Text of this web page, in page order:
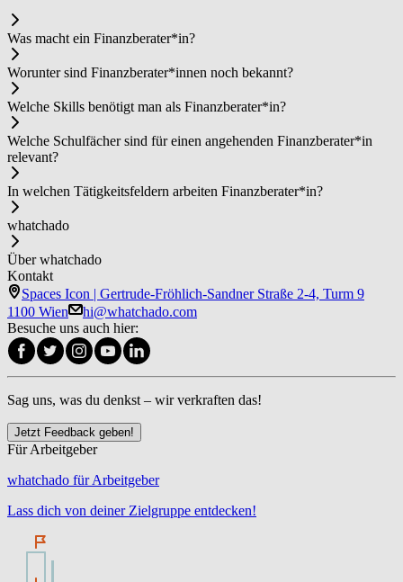
Was macht ein Fi­nanz­be­ra­ter*in?
Worunter sind Fi­nanz­be­ra­ter*in­nen noch bekannt?
Welche Skills benötigt man als Fi­nanz­be­ra­ter*in?
Welche Schulfächer sind für einen angehenden Fi­nanz­be­ra­ter*in
relevant?
In welchen Tätigkeitsfeldern arbeiten Fi­nanz­be­ra­ter*in?
whatchado
Über whatchado
Kontakt
Spaces Icon | Gertrude-Fröhlich-Sandner Straße 2-4, Turm 9
1100 Wien
hi@whatchado.com
Besuche uns auch hier:
Sag uns, was du denkst – wir verkraften das!
Jetzt Feedback geben!
Für Arbeitgeber
whatchado für Arbeitgeber
Lass dich von deiner Zielgruppe entdecken!